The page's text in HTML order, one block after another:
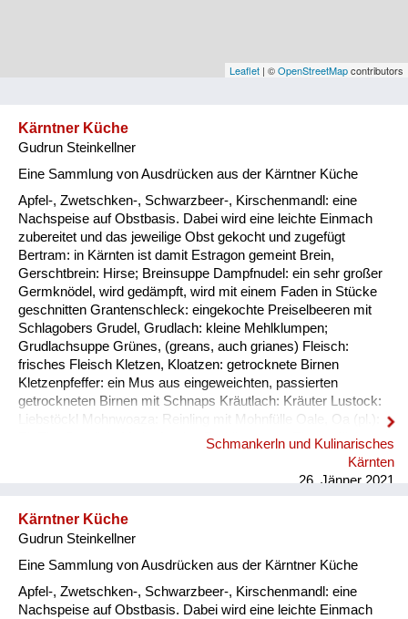
Vorarlberg
Natur und Landwirtschaft
Fluchen und Reden
Mensch, Tier und Alltag
Schmankerln und
Kulinarisches
Leaflet | ©OpenStreetMapcontributors
Kärntner Küche
Gudrun Steinkellner
Eine Sammlung von Ausdrücken aus der Kärntner Küche
Apfel-, Zwetschken-, Schwarzbeer-, Kirschenmandl: eine
Nachspeise auf Obstbasis. Dabei wird eine leichte Einmach
zubereitet und das jeweilige Obst gekocht und zugefügt
Bertram: in Kärnten ist damit Estragon gemeint Brein,
Gerschtbrein: Hirse; Breinsuppe Dampfnudel: ein sehr großer
Germknödel, wird gedämpft, wird mit einem Faden in Stücke
geschnitten Grantenschleck: eingekochte Preiselbeeren mit
Schlagobers Grudel, Grudlach: kleine Mehlklumpen;
Grudlachsuppe Grünes, (greans, auch grianes) Fleisch:
frisches Fleisch Kletzen, Kloatzen: getrocknete Birnen
Kletzenpfeffer: ein Mus aus eingeweichten, passierten
getrockneten Birnen mit Schnaps Kräutlach: Kräuter Lustock:
Liebstöckl Mohnwoaza: Reinling mit Mohnfülle Oale, Oa (pl.):
Ei, Eier Oamilch: Vorläufer des Puddings, aus Eiern, Milch und
Lavanttal, Mohnwoaza mit einem Saft aus Dörrobst und
Schmankerln und Kulinarisches
Kärnten
26. Jänner 2021
Kärntner Küche
Gudrun Steinkellner
Eine Sammlung von Ausdrücken aus der Kärntner Küche
Apfel-, Zwetschken-, Schwarzbeer-, Kirschenmandl: eine
Nachspeise auf Obstbasis. Dabei wird eine leichte Einmach